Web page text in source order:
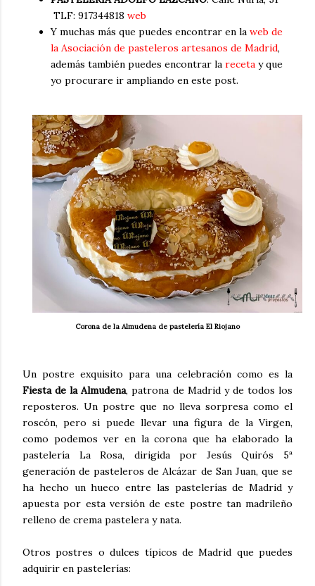
TLF: 917344818 web
Y muchas más que puedes encontrar en la web de
la Asociación de pasteleros artesanos de Madrid,
además también puedes encontrar la receta y que
yo procurare ir ampliando en este post.
Corona de la Almudena de pastelería El Riojano
Un postre exquisito para una celebración como es la
Fiesta de la Almudena, patrona de Madrid y de todos los
reposteros. Un postre que no lleva sorpresa como el
roscón, pero si puede llevar una figura de la Virgen,
como podemos ver en la corona que ha elaborado la
pastelería La Rosa, dirigida por Jesús Quirós 5ª
generación de pasteleros de Alcázar de San Juan, que se
ha hecho un hueco entre las pastelerías de Madrid y
apuesta por esta versión de este postre tan madrileño
relleno de crema pastelera y nata.
Otros postres o dulces típicos de Madrid que puedes
adquirir en pastelerías: